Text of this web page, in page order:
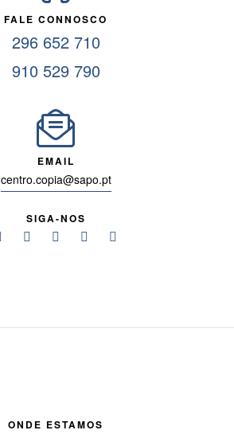
FALE CONNOSCO
296 652 710
910 529 790
EMAIL
centro.copia@sapo.pt
SIGA-NOS
ONDE ESTAMOS